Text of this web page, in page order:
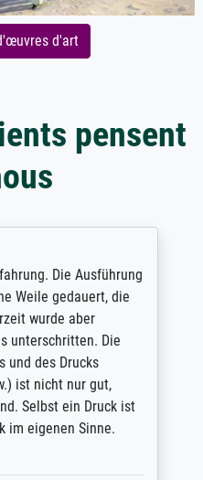
d'art
pensent
Die Ausführung
gedauert, die
wurde aber
Die
des Drucks
ist nicht nur gut,
Selbst ein Druck ist
eigenen Sinne.